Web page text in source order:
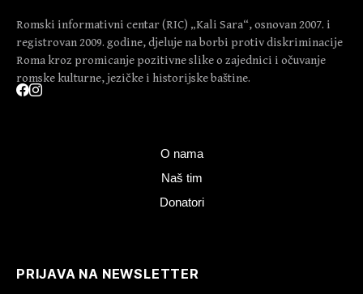
Romski informativni centar (RIC) „Kali Sara“, osnovan 2007. i
registrovan 2009. godine, djeluje na borbi protiv diskriminacije
Roma kroz promicanje pozitivne slike o zajednici i očuvanje
romske kulturne, jezičke i historijske baštine.
O nama
Naš tim
Donatori
PRIJAVA NA NEWSLETTER